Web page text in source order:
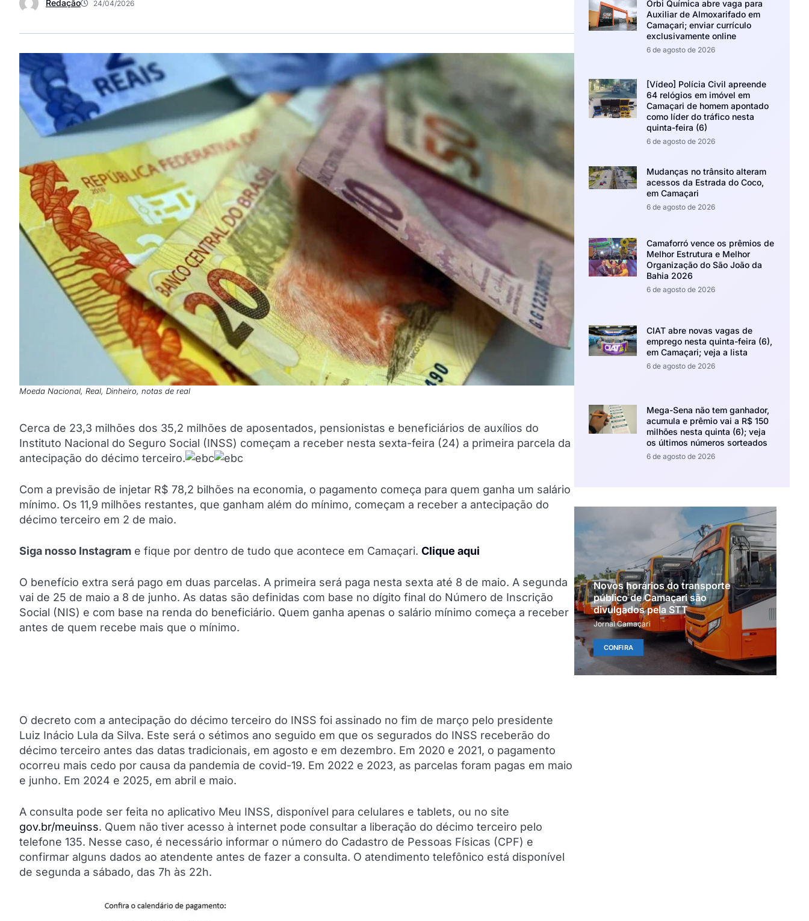
Redação 24/04/2026
Moeda Nacional, Real, Dinheiro, notas de real
Cerca de 23,3 milhões dos 35,2 milhões de aposentados, pensionistas e beneficiários de auxílios do
Instituto Nacional do Seguro Social (INSS) começam a receber nesta sexta-feira (24) a primeira parcela da
antecipação do décimo terceiro.
Com a previsão de injetar R$ 78,2 bilhões na economia, o pagamento começa para quem ganha um salário
mínimo. Os 11,9 milhões restantes, que ganham além do mínimo, começam a receber a antecipação do
décimo terceiro em 2 de maio.
Siga nosso Instagram e fique por dentro de tudo que acontece em Camaçari. Clique aqui
O benefício extra será pago em duas parcelas. A primeira será paga nesta sexta até 8 de maio. A segunda
vai de 25 de maio a 8 de junho. As datas são definidas com base no dígito final do Número de Inscrição
Social (NIS) e com base na renda do beneficiário. Quem ganha apenas o salário mínimo começa a receber
antes de quem recebe mais que o mínimo.
O decreto com a antecipação do décimo terceiro do INSS foi assinado no fim de março pelo presidente
Luiz Inácio Lula da Silva. Este será o sétimos ano seguido em que os segurados do INSS receberão do
décimo terceiro antes das datas tradicionais, em agosto e em dezembro. Em 2020 e 2021, o pagamento
ocorreu mais cedo por causa da pandemia de covid-19. Em 2022 e 2023, as parcelas foram pagas em maio
e junho. Em 2024 e 2025, em abril e maio.
A consulta pode ser feita no aplicativo Meu INSS, disponível para celulares e tablets, ou no site
gov.br/meuinss. Quem não tiver acesso à internet pode consultar a liberação do décimo terceiro pelo
telefone 135. Nesse caso, é necessário informar o número do Cadastro de Pessoas Físicas (CPF) e
confirmar alguns dados ao atendente antes de fazer a consulta. O atendimento telefônico está disponível
de segunda a sábado, das 7h às 22h.
Orbi Química abre vaga para
Auxiliar de Almoxarifado em
Camaçari; enviar currículo
exclusivamente online
6 de agosto de 2026
[Vídeo] Polícia Civil apreende
64 relógios em imóvel em
Camaçari de homem apontado
como líder do tráfico nesta
quinta-feira (6)
6 de agosto de 2026
Mudanças no trânsito alteram
acessos da Estrada do Coco,
em Camaçari
6 de agosto de 2026
Camaforró vence os prêmios de
Melhor Estrutura e Melhor
Organização do São João da
Bahia 2026
6 de agosto de 2026
CIAT abre novas vagas de
emprego nesta quinta-feira (6),
em Camaçari; veja a lista
6 de agosto de 2026
Mega-Sena não tem ganhador,
acumula e prêmio vai a R$ 150
milhões nesta quinta (6); veja
os últimos números sorteados
6 de agosto de 2026
Novos horários do transporte
público de Camaçari são
divulgados pela STT
Jornal Camaçari
CONFIRA